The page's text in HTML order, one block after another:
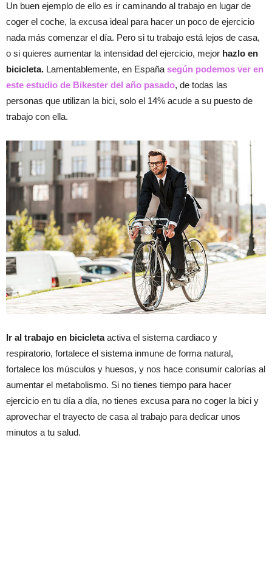
Un buen ejemplo de ello es ir caminando al trabajo en lugar de
coger el coche, la excusa ideal para hacer un poco de ejercicio
nada más comenzar el día. Pero si tu trabajo está lejos de casa,
o si quieres aumentar la intensidad del ejercicio, mejor hazlo en
bicicleta. Lamentablemente, en España según podemos ver en
este estudio de Bikester del año pasado, de todas las
personas que utilizan la bici, solo el 14% acude a su puesto de
trabajo con ella.
Ir al trabajo en bicicletaactiva el sistema cardiaco y
respiratorio, fortalece el sistema inmune de forma natural,
fortalece los músculos y huesos, y nos hace consumir calorías al
aumentar el metabolismo. Si no tienes tiempo para hacer
ejercicio en tu día a día, no tienes excusa para no coger la bici y
aprovechar el trayecto de casa al trabajo para dedicar unos
minutos a tu salud.